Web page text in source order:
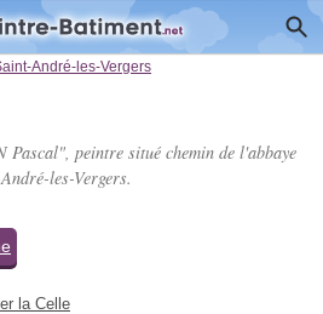
André-les-Vergers
Pascal", peintre situé chemin de l'abbaye
les-Vergers.
la Celle